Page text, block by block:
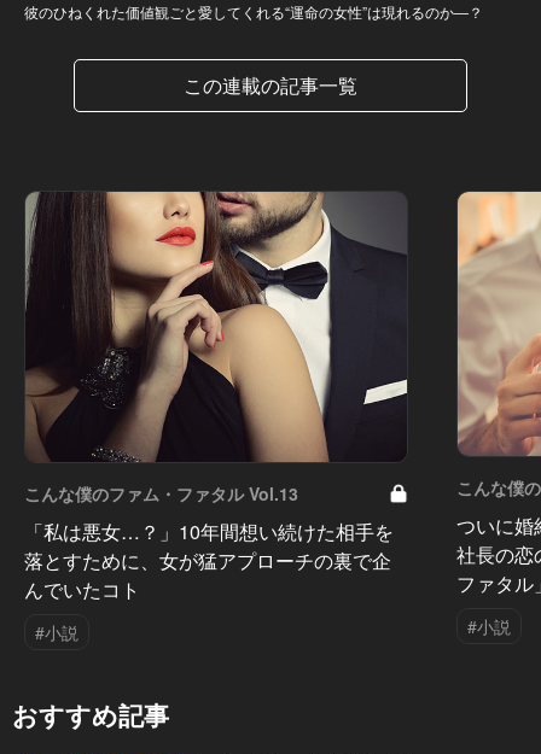
彼のひねくれた価値観ごと愛してくれる“運命の女性”は現れるのか―？
この連載の記事一覧
こんな僕のファム・ファタル Vol.13
「私は悪女…？」10年間想い続けた相手を
落とすために、女が猛アプローチの裏で企
んでいたコト
#小説
こんな僕
ついに婚
社長の恋
ファタル
#小説
おすすめ記事